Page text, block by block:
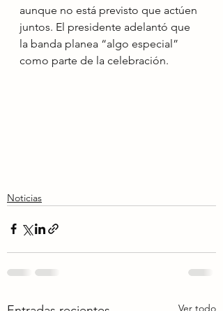
aunque no está previsto que actúen
juntos. El presidente adelantó que
la banda planea “algo especial”
como parte de la celebración.
Noticias
Entradas recientes Ver todo